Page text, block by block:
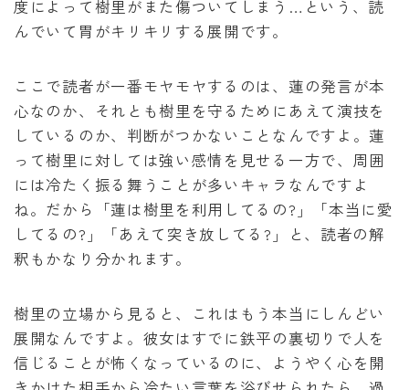
度によって樹里がまた傷ついてしまう…という、読
んでいて胃がキリキリする展開です。
ここで読者が一番モヤモヤするのは、蓮の発言が本
心なのか、それとも樹里を守るためにあえて演技を
しているのか、判断がつかないことなんですよ。蓮
って樹里に対しては強い感情を見せる一方で、周囲
には冷たく振る舞うことが多いキャラなんですよ
ね。だから「蓮は樹里を利用してるの?」「本当に愛
してるの?」「あえて突き放してる?」と、読者の解
釈もかなり分かれます。
樹里の立場から見ると、これはもう本当にしんどい
展開なんですよ。彼女はすでに鉄平の裏切りで人を
信じることが怖くなっているのに、ようやく心を開